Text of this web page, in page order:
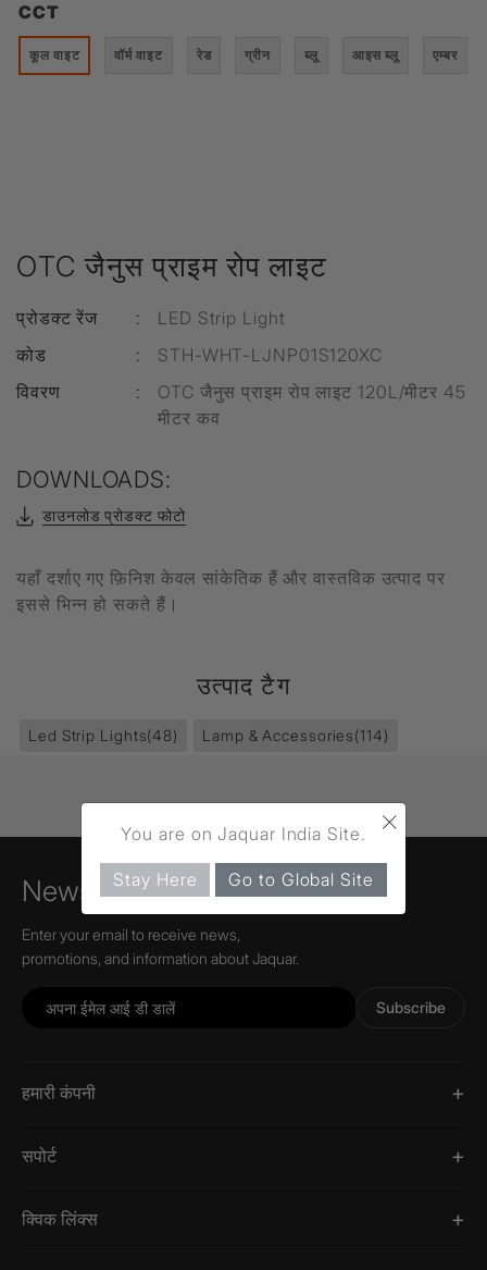
OTC जैनुस प्राइम रोप लाइट
प्रोडक्ट रेंज :
LED Strip Light
कोड
:
STH-WHT-LJNP01S120XC
विवरण
:
OTC जैनुस प्राइम रोप लाइट 120L/मीटर 45
मीटर कव
CCT
कूल वाइट वॉर्म वाइट रेड ग्रीन ब्लू आइस ब्लू एम्बर
DOWNLOADS:
डाउनलोड प्रोडक्ट फोटो
यहाँ दर्शाए गए फ़िनिश केवल सांकेतिक हैं और वास्तविक उत्पाद पर
इससे भिन्न हो सकते हैं।
उत्पाद टैग
Led Strip Lights(48) Lamp & Accessories(114)
Newsletter
Enter your email to receive news,
promotions, and information about Jaquar.
Subscribe
हमारी कंपनी
सपोर्ट
क्विक लिंक्स
×
You are on Jaquar India Site.
Stay Here Go to Global Site